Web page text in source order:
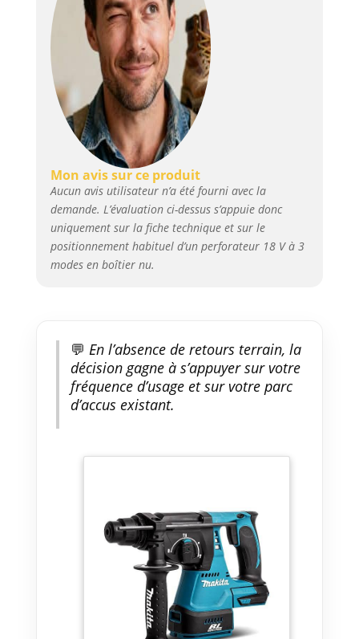
Mon avis sur ce produit
Aucun avis utilisateur n’a été fourni avec la
demande. L’évaluation ci-dessus s’appuie donc
uniquement sur la fiche technique et sur le
positionnement habituel d’un perforateur 18 V à 3
modes en boîtier nu.
💬 En l’absence de retours terrain, la
décision gagne à s’appuyer sur votre
fréquence d’usage et sur votre parc
d’accus existant.